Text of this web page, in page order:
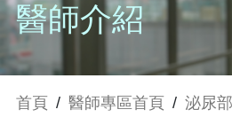
醫師介紹
首頁 / 醫師專區首頁 / 泌尿